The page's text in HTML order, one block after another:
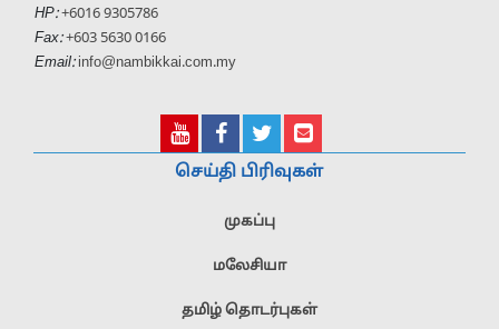
HP:+6016 9305786
Fax: +603 5630 0166
Email: info@nambikkai.com.my
செய்தி பிரிவுகள்
முகப்பு
மலேசியா
தமிழ் தொடர்புகள்